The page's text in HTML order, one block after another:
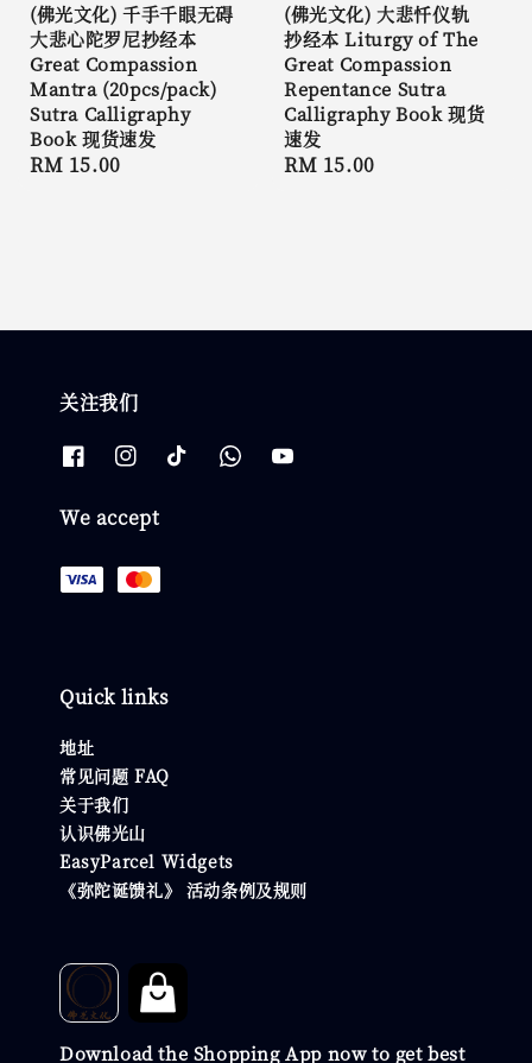
(佛光文化) 千手千眼无碍
大悲心陀罗尼抄经本
Great Compassion
Mantra (20pcs/pack)
Sutra Calligraphy
Book 现货速发
Regular
RM 15.00
(佛光文化) 大悲忏仪轨
抄经本 Liturgy of The
Great Compassion
Repentance Sutra
Calligraphy Book 现货
速发
Regular
RM 15.00
关注我们
We accept
Quick links
地址
常见问题 FAQ
关于我们
认识佛光山
EasyParcel Widgets
《弥陀诞馈礼》 活动条例及规则
Download the Shopping App now to get best